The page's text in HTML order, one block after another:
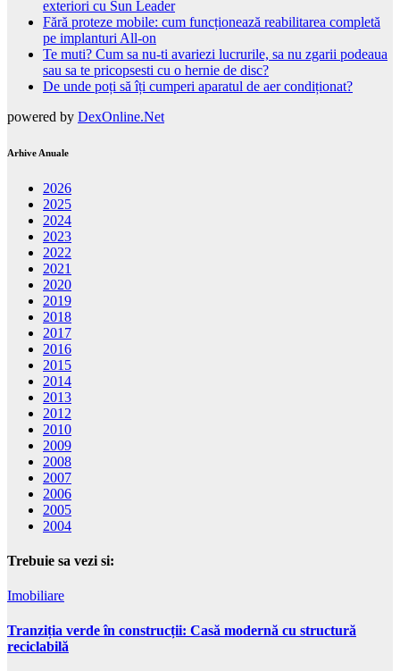
exteriori cu Sun Leader
Fără proteze mobile: cum funcționează reabilitarea completă
pe implanturi All-on
Te muti? Cum sa nu-ti avariezi lucrurile, sa nu zgarii podeaua
sau sa te pricopsesti cu o hernie de disc?
De unde poți să îți cumperi aparatul de aer condiționat?
powered by DexOnline.Net
Arhive Anuale
2026
2025
2024
2023
2022
2021
2020
2019
2018
2017
2016
2015
2014
2013
2012
2010
2009
2008
2007
2006
2005
2004
Trebuie sa vezi si:
Imobiliare
Tranziția verde în construcții: Casă modernă cu structură
reciclabilă